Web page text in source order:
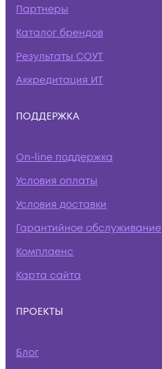
Партнеры
Каталог брендов
Результаты СОУТ
Аккредитация ИТ
ПОДДЕРЖКА
On-line поддержка
Условия оплаты
Условия доставки
Гарантийное обслуживание
Комплаенс
Карта сайта
ПРОЕКТЫ
Блог